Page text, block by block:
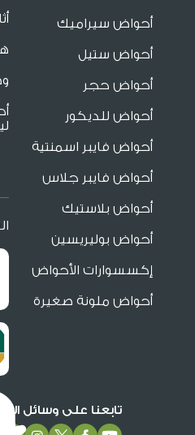
أحواض سيراميك
أحواض ستيل
أحواض حجر
أحواض للديكور
أحواض فايبر اسمنتية
أحواض فايبر جلاس
أحواض بلاستيك
أحواض بوليريسين
إكسسوارات الأحواض
أحواض ملونة صغيرة
تابعنا على وسائل